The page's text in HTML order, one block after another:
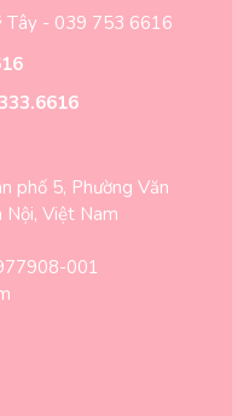
Tây - 039 753 6616
phố 5, Phường Văn
Nội, Việt Nam
001